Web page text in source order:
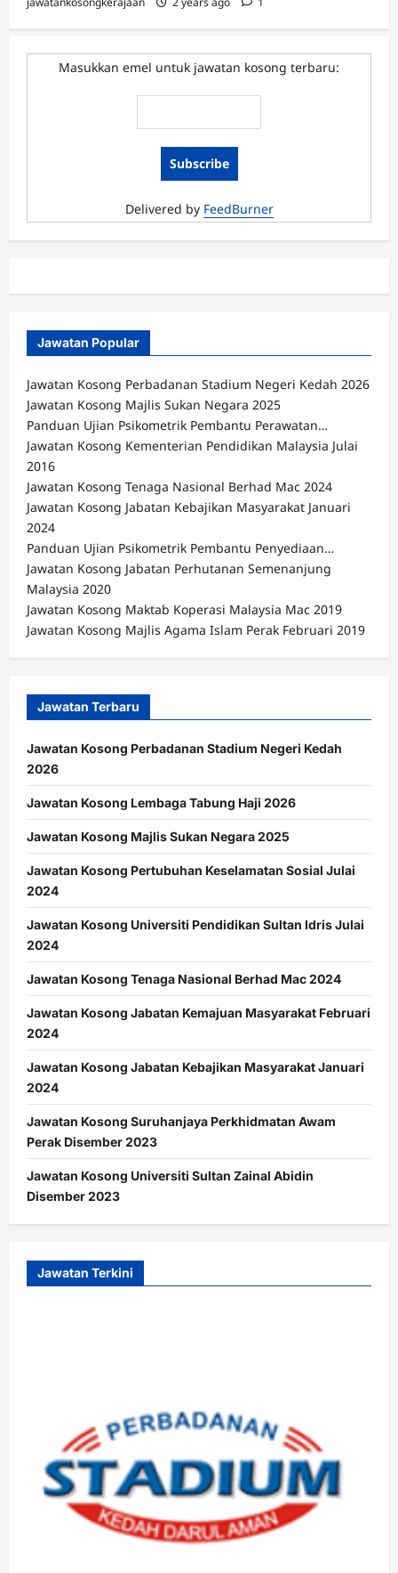
Masukkan emel untuk jawatan kosong terbaru:
Delivered by FeedBurner
Jawatan Popular
Jawatan Kosong Perbadanan Stadium Negeri Kedah 2026
Jawatan Kosong Majlis Sukan Negara 2025
Panduan Ujian Psikometrik Pembantu Perawatan…
Jawatan Kosong Kementerian Pendidikan Malaysia Julai
2016
Jawatan Kosong Tenaga Nasional Berhad Mac 2024
Jawatan Kosong Jabatan Kebajikan Masyarakat Januari
2024
Panduan Ujian Psikometrik Pembantu Penyediaan…
Jawatan Kosong Jabatan Perhutanan Semenanjung
Malaysia 2020
Jawatan Kosong Maktab Koperasi Malaysia Mac 2019
Jawatan Kosong Majlis Agama Islam Perak Februari 2019
Jawatan Terbaru
Jawatan Kosong Perbadanan Stadium Negeri Kedah
2026
Jawatan Kosong Lembaga Tabung Haji 2026
Jawatan Kosong Majlis Sukan Negara 2025
Jawatan Kosong Pertubuhan Keselamatan Sosial Julai
2024
Jawatan Kosong Universiti Pendidikan Sultan Idris Julai
2024
Jawatan Kosong Tenaga Nasional Berhad Mac 2024
Jawatan Kosong Jabatan Kemajuan Masyarakat Februari
2024
Jawatan Kosong Jabatan Kebajikan Masyarakat Januari
2024
Jawatan Kosong Suruhanjaya Perkhidmatan Awam
Perak Disember 2023
Jawatan Kosong Universiti Sultan Zainal Abidin
Disember 2023
Jawatan Terkini